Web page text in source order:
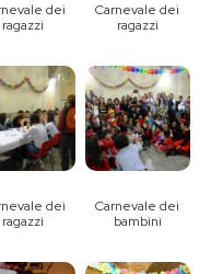
dei
ragazzi
Carnevale dei
ragazzi
dei
ragazzi
Carnevale dei
bambini